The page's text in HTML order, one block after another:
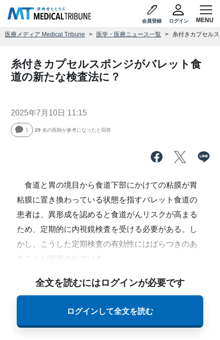
会員登録 ログイン
医療メディア Medical Tribune 医学・医療ニュース一覧 糸付きカプセル
糸付きカプセルスポンジがバレット食
道の新たな検査法に？
2025年7月10日 11:15
1 29 名の医師が参考になったと回答
食道と胃の境目から食道下部にかけての粘膜が胃
粘膜に置き換わっている状態を指すバレット食道の
患者は、異形成を認めると食道がんリスクが高まる
ため、定期的に内視鏡検査を受ける必要がある。し
かし、こうした定期検査の有効性にはばらつきのあ
ることが指摘されている。
全文を読むにはログインが必要です
ログインして全文を読む